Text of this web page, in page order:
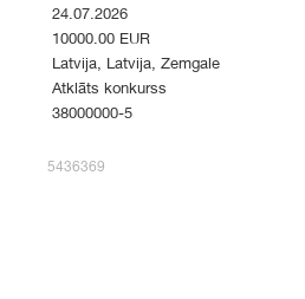
24.07.2026
10000.00 EUR
Latvija, Latvija, Zemgale
Atklāts konkurss
38000000-5
5436369